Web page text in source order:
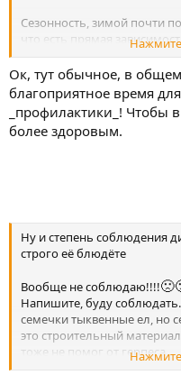
Сезонность, зимой почти
что есть прямая
ноги, боли сильнее).Если
зимой это еще и холод,
вероятность болей
от нервов. То есть
левая доля всегда. Также
образом жизни, когда
Нажмите
Ок, тут обычное, в
благоприятное время
_профилактики_!
более здоровым.
Ну и степень соблюдения
строго её блюдёте
Вообще не соблюдаю!!!!🙁
Напишите, буду
семечки тыквенные ел, но
это строительный
тоже не помог от герпеса.
Нажмите